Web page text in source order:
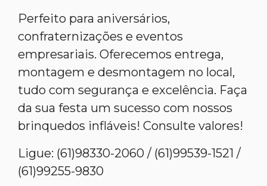
Perfeito para aniversários,
confraternizações e eventos
empresariais. Oferecemos entrega,
montagem e desmontagem no local,
tudo com segurança e excelência. Faça
da sua festa um sucesso com nossos
brinquedos infláveis! Consulte valores!
Ligue: (61)98330-2060 / (61)99539-1521 /
(61)99255-9830